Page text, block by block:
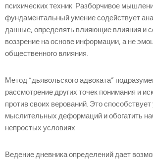
психических техник. Разборчивое
фундаментальный умение содействует
данные, определять влияющие влияния и
воззрение на основе информации, а не
общественного влияния.
Метод “дьявольского адвоката”
рассмотрение других точек понимания и
против своих верований. Это
мыслительных деформаций и обогатить
непростых условиях.
Ведение дневника определений дает